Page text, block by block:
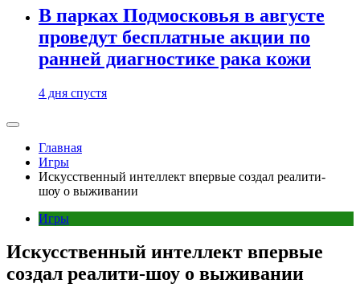
В парках Подмосковья в августе
проведут бесплатные акции по
ранней диагностике рака кожи
4 дня спустя
Главная
Игры
Искусственный интеллект впервые создал реалити-
шоу о выживании
Игры
Искусственный интеллект впервые
создал реалити-шоу о выживании